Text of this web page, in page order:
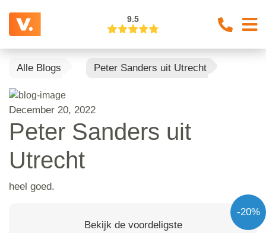
9.5
Alle Blogs Peter Sanders uit Utrecht
December 20, 2022
Peter Sanders uit
Utrecht
heel goed.
-20%
Bekijk de voordeligste